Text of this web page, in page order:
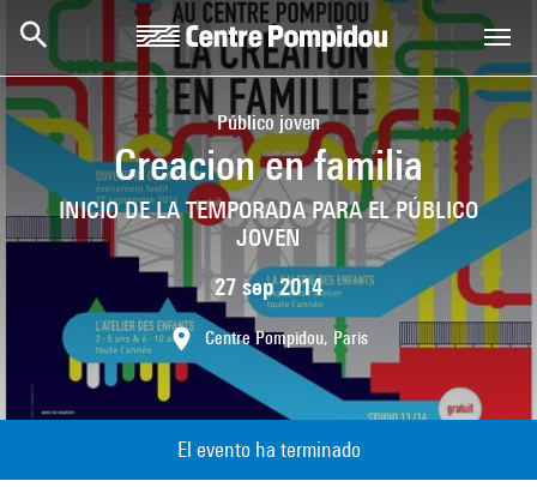
Skip to main content
Centre Pompidou
Público joven
Creacion en familia
INICIO DE LA TEMPORADA PARA EL PÚBLICO
JOVEN
27 sep 2014
Centre Pompidou, Paris
El evento ha terminado